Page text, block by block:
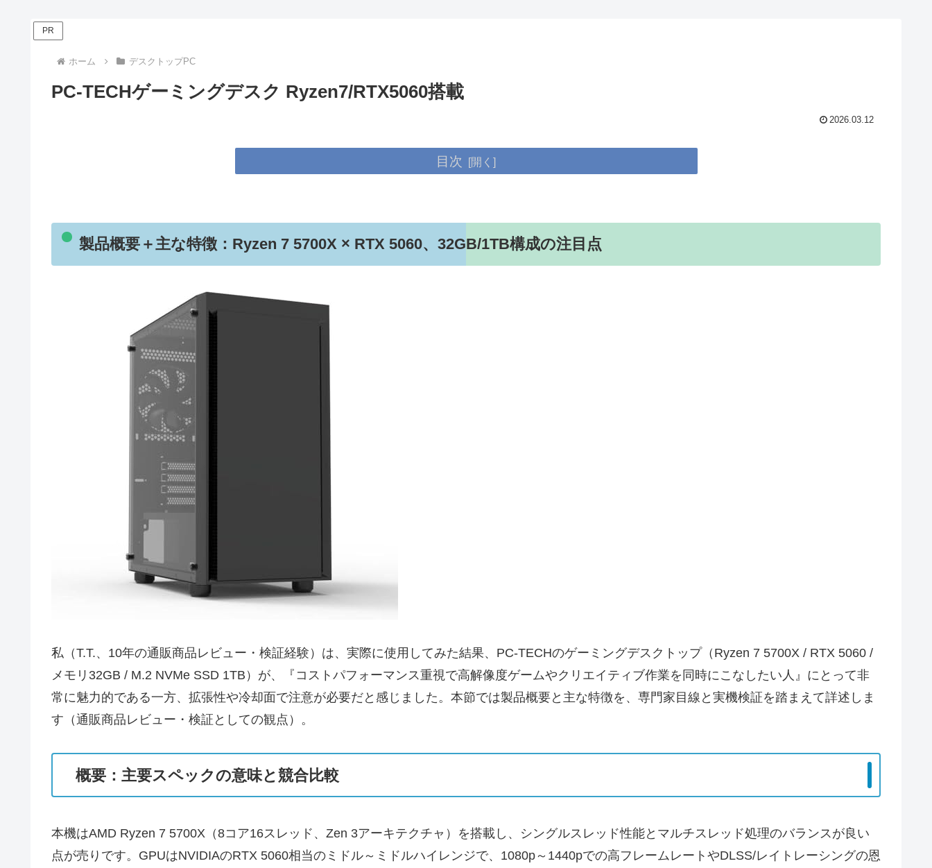
PR
ホーム デスクトップPC
PC-TECHゲーミングデスク Ryzen7/RTX5060搭載
2026.03.12
目次
製品概要＋主な特徴：Ryzen 7 5700X × RTX 5060、32GB/1TB構成の注目点
私（T.T.、10年の通販商品レビュー・検証経験）は、実際に使用してみた結果、PC-TECHのゲーミングデスクトップ（Ryzen 7 5700X / RTX 5060 /
メモリ32GB / M.2 NVMe SSD 1TB）が、『コストパフォーマンス重視で高解像度ゲームやクリエイティブ作業を同時にこなしたい人』にとって非
常に魅力的である一方、拡張性や冷却面で注意が必要だと感じました。本節では製品概要と主な特徴を、専門家目線と実機検証を踏まえて詳述しま
す（通販商品レビュー・検証としての観点）。
概要：主要スペックの意味と競合比較
本機はAMD Ryzen 7 5700X（8コア16スレッド、Zen 3アーキテクチャ）を搭載し、シングルスレッド性能とマルチスレッド処理のバランスが良い
点が売りです。GPUはNVIDIAのRTX 5060相当のミドル～ミドルハイレンジで、1080p～1440pでの高フレームレートやDLSS/レイトレーシングの恩